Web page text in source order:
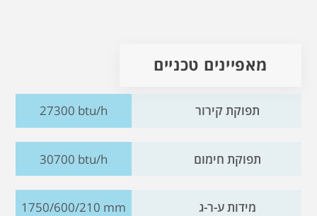
מאפיינים טכניים
תפוקת קירור 27300 btu/h
תפוקת חימום 30700 btu/h
מידות ע-ר-ג 1750/600/210 mm